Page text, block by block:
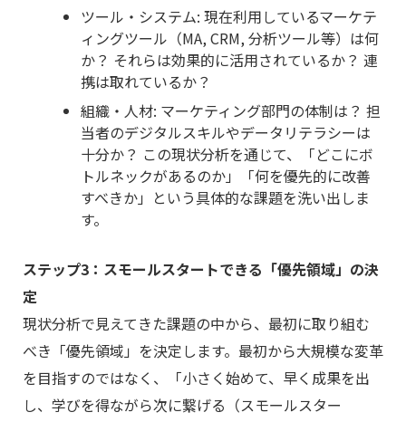
ツール・システム: 現在利用しているマーケテ
ィングツール（MA, CRM, 分析ツール等）は何
か？ それらは効果的に活用されているか？ 連
携は取れているか？
組織・人材: マーケティング部門の体制は？ 担
当者のデジタルスキルやデータリテラシーは
十分か？ この現状分析を通じて、「どこにボ
トルネックがあるのか」「何を優先的に改善
すべきか」という具体的な課題を洗い出しま
す。
ステップ3：スモールスタートできる「優先領域」の決
定
現状分析で見えてきた課題の中から、最初に取り組む
べき「優先領域」を決定します。最初から大規模な変革
を目指すのではなく、「小さく始めて、早く成果を出
し、学びを得ながら次に繋げる（スモールスター